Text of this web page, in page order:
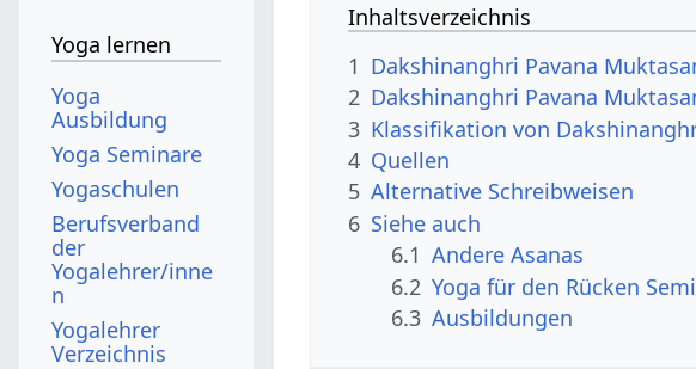
Inhaltsverzeichnis
1 Dakshinanghri Pavana
2 Dakshinanghri Pavana
3 Klassifikation von
4 Quellen
5 Alternative Schreibweisen
6 Siehe auch
6.1 Andere Asanas
6.2 Yoga für den Rücken
6.3 Ausbildungen
Yoga lernen
Yoga
Ausbildung
Yoga Seminare
Yogaschulen
Berufsverband
der
Yogalehrer/inne
n
Yogalehrer
Verzeichnis